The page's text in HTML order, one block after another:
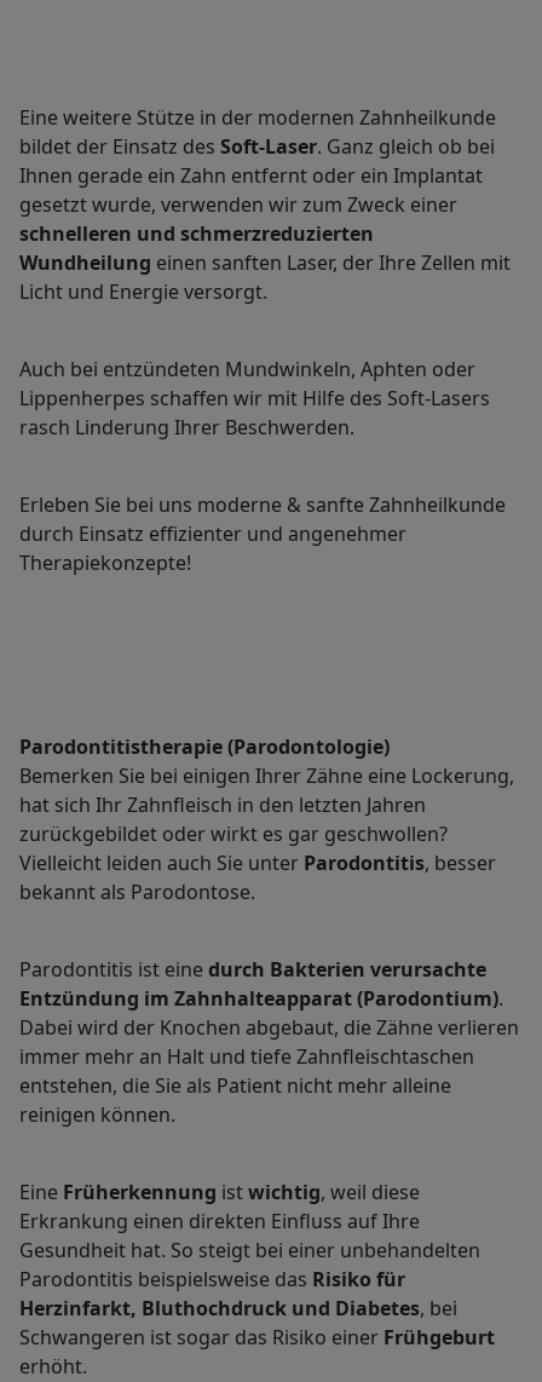
Eine weitere Stütze in der modernen Zahnheilkunde
bildet der Einsatz des Soft-Laser. Ganz gleich ob bei
Ihnen gerade ein Zahn entfernt oder ein Implantat
gesetzt wurde, verwenden wir zum Zweck einer
schnelleren und schmerzreduzierten
Wundheilung einen sanften Laser, der Ihre Zellen mit
Licht und Energie versorgt.
Auch bei entzündeten Mundwinkeln, Aphten oder
Lippenherpes schaffen wir mit Hilfe des Soft-Lasers
rasch Linderung Ihrer Beschwerden.
Erleben Sie bei uns moderne & sanfte Zahnheilkunde
durch Einsatz effizienter und angenehmer
Therapiekonzepte!
Parodontitistherapie (Parodontologie)
Bemerken Sie bei einigen Ihrer Zähne eine Lockerung,
hat sich Ihr Zahnfleisch in den letzten Jahren
zurückgebildet oder wirkt es gar geschwollen?
Vielleicht leiden auch Sie unter Parodontitis, besser
bekannt als Parodontose.
Parodontitis ist eine durch Bakterien verursachte
Entzündung im Zahnhalteapparat (Parodontium).
Dabei wird der Knochen abgebaut, die Zähne verlieren
immer mehr an Halt und tiefe Zahnfleischtaschen
entstehen, die Sie als Patient nicht mehr alleine
reinigen können.
Eine Früherkennung istwichtig, weil diese
Erkrankung einen direkten Einfluss auf Ihre
Gesundheit hat. So steigt bei einer unbehandelten
Parodontitis beispielsweise das Risiko für
Herzinfarkt, Bluthochdruck und Diabetes, bei
Schwangeren ist sogar das Risiko einer Frühgeburt
erhöht.